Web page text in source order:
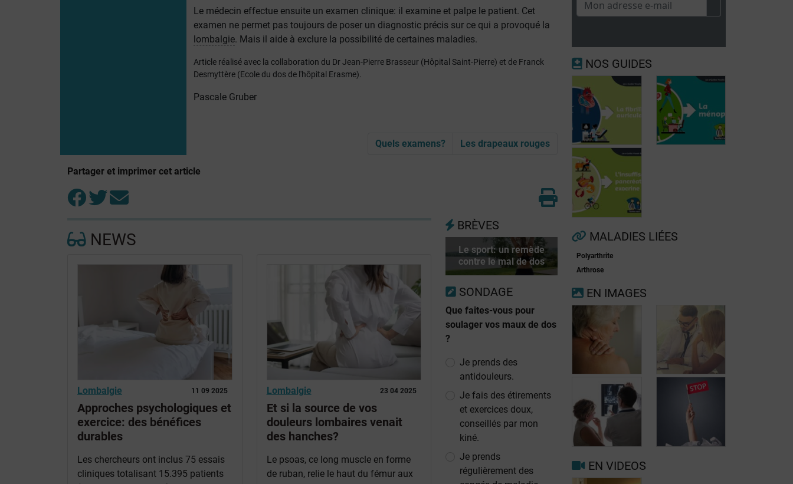
Le médecin effectue ensuite un examen clinique: il examine et palpe le patient. Cet
examen ne permet pas toujours de poser un diagnostic précis sur ce qui a provoqué la
lombalgie. Mais il aide à exclure la possibilité de certaines maladies.
Article réalisé avec la collaboration du Dr Jean-Pierre Brasseur (Hôpital Saint-Pierre) et de Franck
Desmyttère (Ecole du dos de l'hôpital Erasme).
Pascale Gruber
Quels examens? Les drapeaux rouges
Partager et imprimer cet article
NEWS
11 09 2025
Lombalgie
Approches psychologiques et
exercice: des bénéfices
durables
Les chercheurs ont inclus 75 essais
cliniques totalisant 15.395 patients
23 04 2025
Lombalgie
Et si la source de vos
douleurs lombaires venait
des hanches?
Le psoas, ce long muscle en forme
de ruban, relie le haut du fémur aux
BRÈVES
Le sport: un remède
contre le mal de dos
SONDAGE
Que faites-vous pour
soulager vos maux de dos
?
Je prends des
antidouleurs.
Je fais des étirements
et exercices doux,
conseillés par mon
kiné.
Je prends
régulièrement des
NOS GUIDES
Fibrillation
auriculaire
Insuffisance
exocrine
MALADIES LIÉES
Polyarthrite
Arthrose
EN IMAGES
Cervicalgie,
dorsalgie,
lombalgie
Les drapeaux
jaunes
EN VIDEOS